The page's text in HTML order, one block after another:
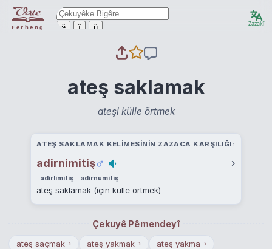
Ferheng ê î û Zazakî
ateş saklamak
ateşi külle örtmek
ATEŞ SAKLAMAK KELIMESININ ZAZACA KARŞILIĞI
adirnimitiş ›
adirlimitiş adirnumitiş
ateş saklamak (için külle örtmek)
Çekuyê Pêmendeyî
ateş saçmak › ateş yakmak › ateş yakma ›